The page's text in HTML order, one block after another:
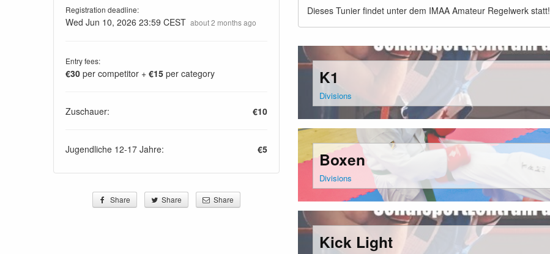
Registration deadline:
Wed Jun 10, 2026 23:59 CEST about 2 months ago
Entry fees:
€30 per competitor + €15 per category
Zuschauer: €10
Jugendliche 12-17 Jahre: €5
Share Share Share
Dieses Tunier findet unter dem IMAA Amateur Regelwerk statt!
K1
Divisions
Boxen
Divisions
Kick Light